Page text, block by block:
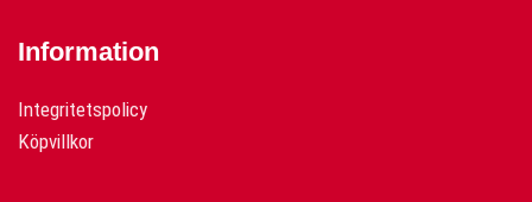
Information
Integritetspolicy
Köpvillkor